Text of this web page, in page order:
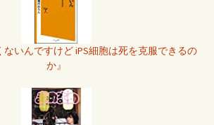
ないんですけど iPS細胞は死を克服できるの
か』